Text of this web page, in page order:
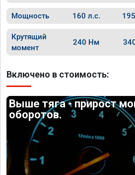
Мощность 160 л.с.
Крутящий
момент
240 Нм
Включено в стоимость:
Выше тяга - прирост
оборотов.